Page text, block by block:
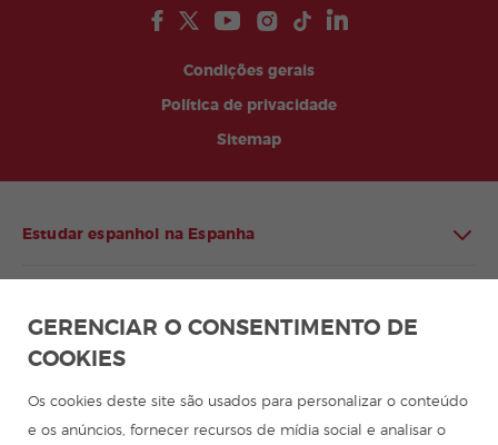
Condições gerais
Política de privacidade
Sitemap
Estudar espanhol na Espanha
Programa de espanhol para grupos
Cursos de espanhol
GERENCIAR O CONSENTIMENTO DE
COOKIES
Os cookies deste site são usados para personalizar o conteúdo
e os anúncios, fornecer recursos de mídia social e analisar o